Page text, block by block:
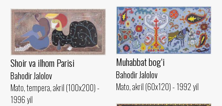
Muhabbat bog‘i
Bahodir Jalolov
Mato, akril (60x120) - 1992 yil
Shoir va ilhom Parisi
Bahodir Jalolov
Mato, tempera, akril (100x200) -
1996 yil